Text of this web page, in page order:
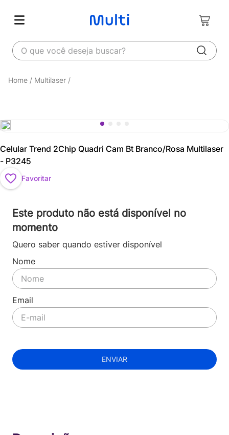
O que você deseja buscar?
Multilaser
Celular Trend 2Chip Quadri Cam Bt Branco/Rosa Multilaser
- P3245
Favoritar
Este produto não está disponível no
momento
Quero saber quando estiver disponível
ENVIAR